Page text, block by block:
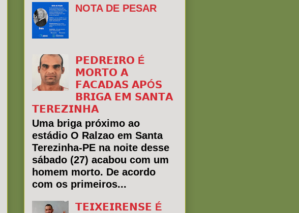
NOTA DE PESAR
𝗣𝗘𝗗𝗥𝗘𝗜𝗥𝗢 É
𝗠𝗢𝗥𝗧𝗢 𝗔
𝗙𝗔𝗖𝗔𝗗𝗔𝗦 𝗔𝗣Ó𝗦
𝗕𝗥𝗜𝗚𝗔 𝗘𝗠 𝗦𝗔𝗡𝗧𝗔
𝗧𝗘𝗥𝗘𝗭𝗜𝗡𝗛𝗔
Uma briga próximo ao
estádio O Ralzao em Santa
Terezinha-PE na noite desse
sábado (27) acabou com um
homem morto. De acordo
com os primeiros...
𝗧𝗘𝗜𝗫𝗘𝗜𝗥𝗘𝗡𝗦𝗘 É